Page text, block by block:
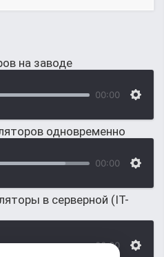
на заводе
00:00
одновременно
00:00
в серверной (IT-
00:00